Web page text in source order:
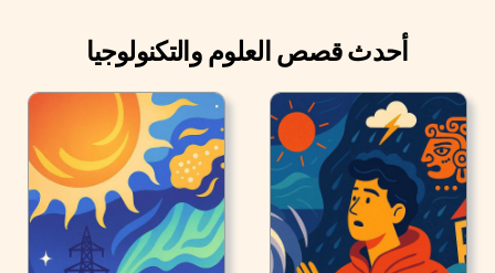
أحدث قصص العلوم والتكنولوجيا